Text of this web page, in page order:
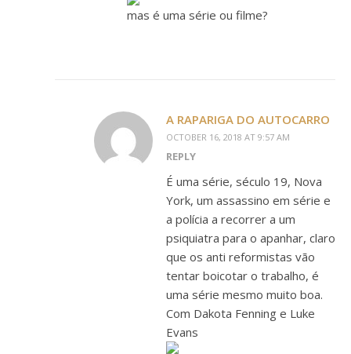
mas é uma série ou filme?
A RAPARIGA DO AUTOCARRO
OCTOBER 16, 2018 AT 9:57 AM
REPLY
É uma série, século 19, Nova
York, um assassino em série e
a polícia a recorrer a um
psiquiatra para o apanhar, claro
que os anti reformistas vão
tentar boicotar o trabalho, é
uma série mesmo muito boa.
Com Dakota Fenning e Luke
Evans